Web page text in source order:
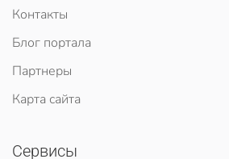
Контакты
Блог портала
Партнеры
Карта сайта
Сервисы